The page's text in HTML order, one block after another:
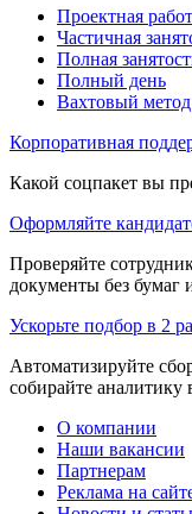
Проектная
Частичная
Полная
Полный день
Вахтовый метод
Корпоративная
Какой соцпакет вы
Оформляйте
Проверяйте
документы без бумаг
Ускорьте подбор в 2
Автоматизируйте
собирайте аналитику
О компании
Наши вакансии
Партнерам
Реклама на